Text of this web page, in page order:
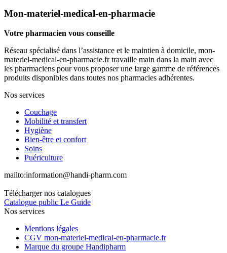
Mon-materiel-medical-en-pharmacie
Votre pharmacien vous conseille
Réseau spécialisé dans l’assistance et le maintien à domicile, mon-
materiel-medical-en-pharmacie.fr travaille main dans la main avec
les pharmaciens pour vous proposer une large gamme de références
produits disponibles dans toutes nos pharmacies adhérentes.
Nos services
Couchage
Mobilité et transfert
Hygiène
Bien-être et confort
Soins
Puériculture
mailto:information@handi-pharm.com
Télécharger nos catalogues
Catalogue public Le Guide
Nos services
Mentions légales
CGV mon-materiel-medical-en-pharmacie.fr
Marque du groupe Handipharm